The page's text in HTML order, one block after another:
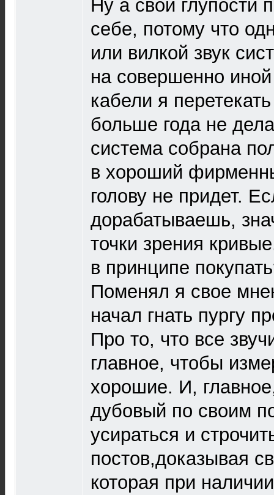
Ну а свои глупости
себе, потому что
или вилкой звук
на совершенно
кабели я
больше года не
система собрана
в хороший
голову не придет.
дорабатываешь,
точки зрения
в принципе
Поменял я свое
начал гнать пургу
Про то, что все
главное, чтобы
хорошие. И,
дубовый по своим
усираться и
постов,доказывая
которая при